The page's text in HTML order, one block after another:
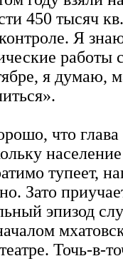
450 тысяч
Я
работы
я думаю,
что глава
тупеет,
Зато
эпизод
Точь-в-